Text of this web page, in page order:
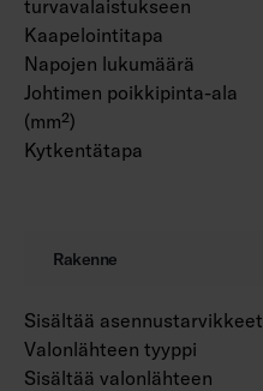
turvavalaistukseen
Kaapelointitapa
Napojen lukumäärä
Johtimen poikkipinta-ala
(mm²)
Kytkentätapa
Rakenne
Sisältää asennustarvikkeet
Valonlähteen tyyppi
Sisältää valonlähteen